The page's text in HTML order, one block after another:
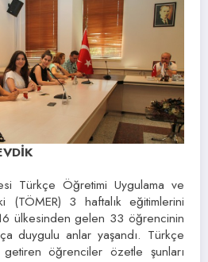
Türkçe Öğretimi Uygulama ve
(TÖMER) 3 haftalık eğitimlerini
ülkesinden gelen 33 öğrencinin
duygulu anlar yaşandı. Türkçe
öğrenciler özetle şunları